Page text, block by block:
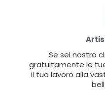
Se sei nostro
gratuitamente le
il tuo lavoro alla